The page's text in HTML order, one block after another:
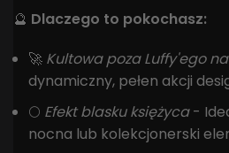
🔮 Dlaczego to pokochasz:
🚀 Kultowa poza Luffy'ego
dynamiczny, pełen akcji
🌕 Efekt blasku księżyca-
nocna lub kolekcjonerski